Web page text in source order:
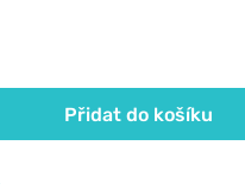
Přidat do košíku